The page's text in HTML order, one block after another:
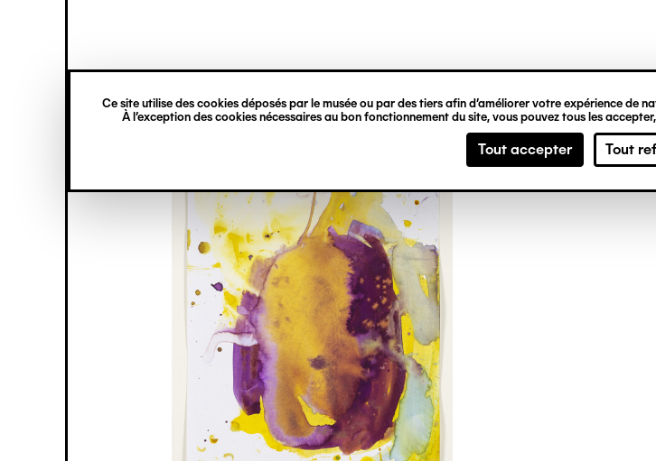
Ce site utilise des cookies déposés par le musée ou par des tiers afin d’améliorer votre expérience de
À l’exception des cookies nécessaires au bon fonctionnement du site, vous pouvez tous les
Tout accepter Tout
principal
verticale